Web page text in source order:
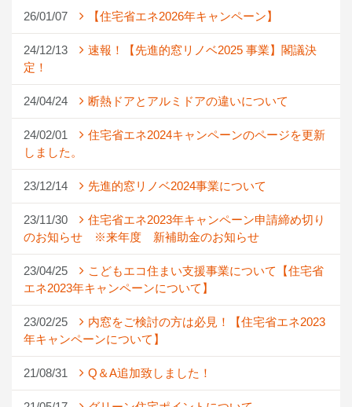
26/01/07 【住宅省エネ2026年キャンペーン】
24/12/13
速報！【先進的窓リノベ2025 事業】閣議決
定！
24/04/24 断熱ドアとアルミドアの違いについて
24/02/01
住宅省エネ2024キャンペーンのページを更新
しました。
23/12/14 先進的窓リノベ2024事業について
23/11/30
住宅省エネ2023年キャンペーン申請締め切り
のお知らせ ※来年度 新補助金のお知らせ
23/04/25
こどもエコ住まい支援事業について【住宅省
エネ2023年キャンペーンについて】
23/02/25
内窓をご検討の方は必見！【住宅省エネ2023
年キャンペーンについて】
21/08/31 Q＆A追加致しました！